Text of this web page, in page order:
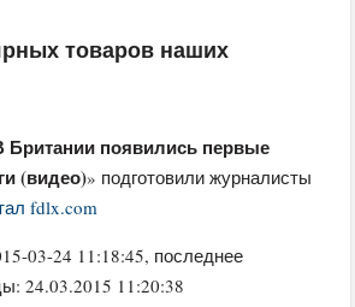
товаров наших
Британии появились первые
(видео)» подготовили журналисты
fdlx.com
03-24 11:18:45, последнее
24.03.2015 11:20:38